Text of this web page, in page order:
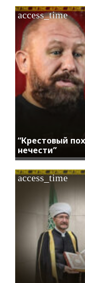
“Крестовый
нечести”
access_time
access_time